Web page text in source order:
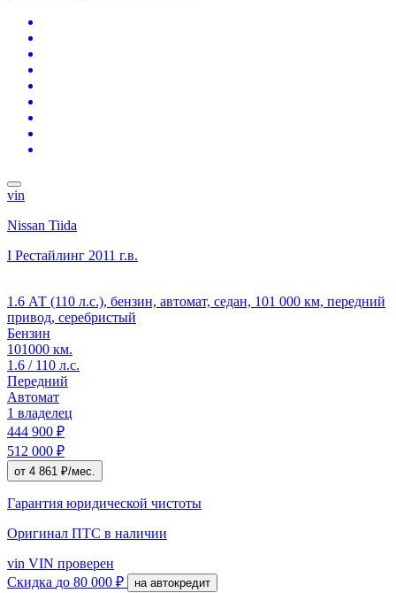
vin
Nissan Tiida
I Рестайлинг 2011 г.в.
1.6 АТ (110 л.с.), бензин, автомат, седан, 101 000 км, передний
привод, серебристый
Бензин
101000 км.
1.6 / 110 л.с.
Передний
Автомат
1 владелец
444 900 ₽
512 000 ₽
от 4 861 ₽/мес.
Гарантия юридической чистоты
Оригинал ПТС в наличии
vin VIN проверен
Скидка до 80 000 ₽ на автокредит